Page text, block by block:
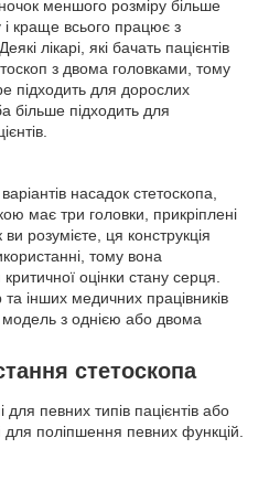
меншого розміру більше
краще всього працює з
лікарі, які бачать пацієнтів
з двома головками, тому
підходить для дорослих
більше підходить для
насадок стетоскопа,
має три головки, прикріплені
розумієте, ця конструкція
тому вона
оцінки стану серця.
та інших медичних працівників
модель з однією або двома
стетоскопа
для певних типів пацієнтів або
поліпшення певних функцій.